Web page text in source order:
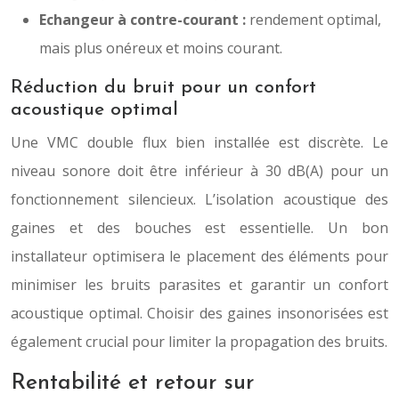
Echangeur à contre-courant : rendement optimal,
mais plus onéreux et moins courant.
Réduction du bruit pour un confort
acoustique optimal
Une VMC double flux bien installée est discrète. Le
niveau sonore doit être inférieur à 30 dB(A) pour un
fonctionnement silencieux. L’isolation acoustique des
gaines et des bouches est essentielle. Un bon
installateur optimisera le placement des éléments pour
minimiser les bruits parasites et garantir un confort
acoustique optimal. Choisir des gaines insonorisées est
également crucial pour limiter la propagation des bruits.
Rentabilité et retour sur